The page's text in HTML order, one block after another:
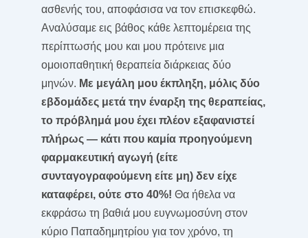
ασθενής του, αποφάσισα να τον επισκεφθώ.
Αναλύσαμε εις βάθος κάθε λεπτομέρεια της
περίπτωσής μου και μου πρότεινε μια
ομοιοπαθητική θεραπεία διάρκειας δύο
μηνών. Με μεγάλη μου έκπληξη, μόλις δύο
εβδομάδες μετά την έναρξη της θεραπείας,
το πρόβλημά μου έχει πλέον εξαφανιστεί
πλήρως — κάτι που καμία προηγούμενη
φαρμακευτική αγωγή (είτε
συνταγογραφούμενη είτε μη) δεν είχε
καταφέρει, ούτε στο 40%! Θα ήθελα να
εκφράσω τη βαθιά μου ευγνωμοσύνη στον
κύριο Παπαδημητρίου για τον χρόνο, τη